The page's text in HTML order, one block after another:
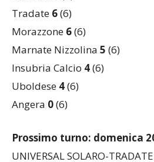
Morazzone6
Marnate Nizzolina
Insubria Calcio4(6)
Uboldese4(6)
Angera0(6)
UNIVERSAL SOLARO-TRADATE
UC CAIRATE-F.M.PORTICHETTO